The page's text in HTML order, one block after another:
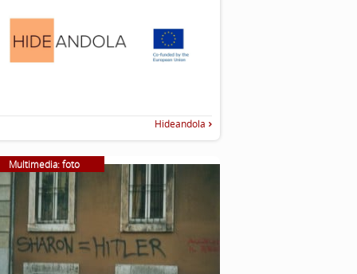
Hideandola
Multimedia: foto